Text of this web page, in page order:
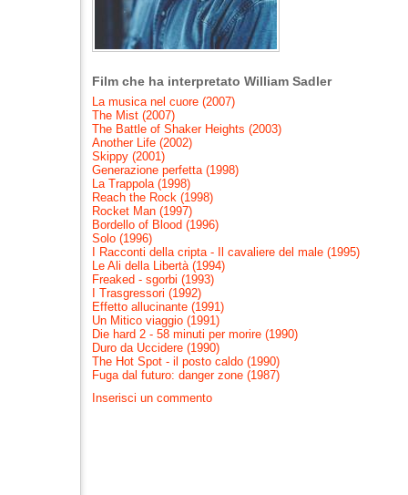
Film che ha interpretato William Sadler
La musica nel cuore (2007)
The Mist (2007)
The Battle of Shaker Heights (2003)
Another Life (2002)
Skippy (2001)
Generazione perfetta (1998)
La Trappola (1998)
Reach the Rock (1998)
Rocket Man (1997)
Bordello of Blood (1996)
Solo (1996)
I Racconti della cripta - Il cavaliere del male (1995)
Le Ali della Libertà (1994)
Freaked - sgorbi (1993)
I Trasgressori (1992)
Effetto allucinante (1991)
Un Mitico viaggio (1991)
Die hard 2 - 58 minuti per morire (1990)
Duro da Uccidere (1990)
The Hot Spot - il posto caldo (1990)
Fuga dal futuro: danger zone (1987)
Inserisci un commento